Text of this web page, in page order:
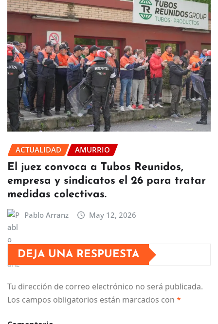
ACTUALIDAD AMURRIO
El juez convoca a Tubos Reunidos,
empresa y sindicatos el 26 para tratar
medidas colectivas.
Pablo Arranz May 12, 2026
DEJA UNA RESPUESTA
Tu dirección de correo electrónico no será publicada.
Los campos obligatorios están marcados con *